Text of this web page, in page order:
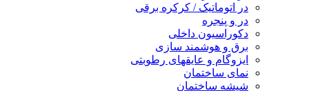
در اتوماتیک / کرکره برقی
در و پنجره
دکوراسیون داخلی
برق و هوشمند سازی
ایزوگام و عایقهای رطوبتی
نمای ساختمان
شیشه ساختمان